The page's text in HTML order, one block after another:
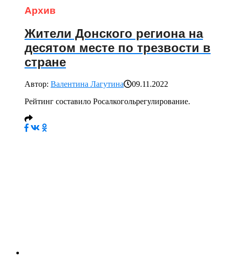
Архив
Жители Донского региона на
десятом месте по трезвости в
стране
Автор: Валентина Лагутина
09.11.2022
Рейтинг составило Росалкогольрегулирование.